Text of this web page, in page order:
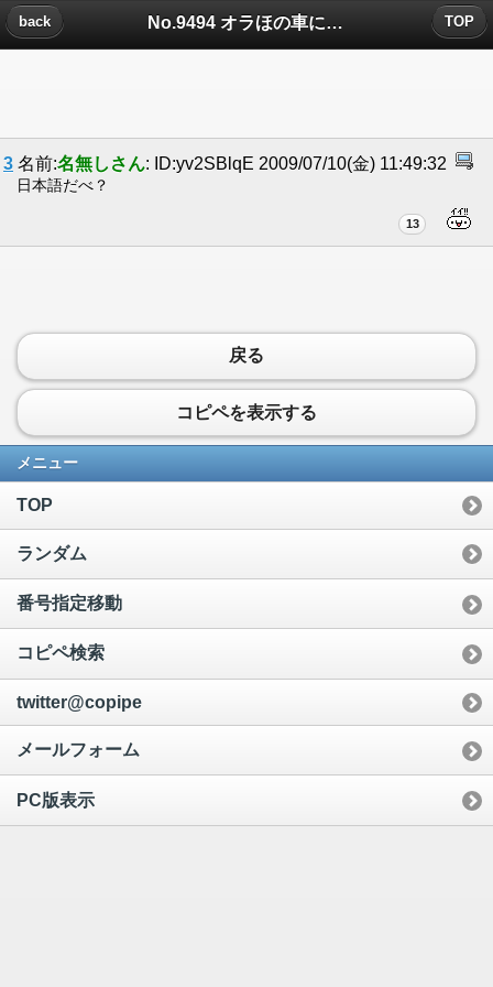
No.9494 オラほの車についたコメント
back TOP
3 名前:名無しさん: ID:yv2SBlqE 2009/07/10(金) 11:49:32
日本語だべ？
13
戻る
コピペを表示する
メニュー
TOP
ランダム
番号指定移動
コピペ検索
twitter@copipe
メールフォーム
PC版表示